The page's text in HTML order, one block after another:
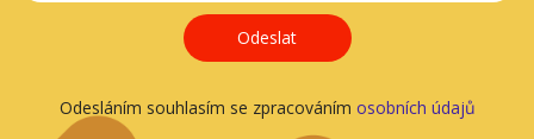
Odeslat
Odesláním souhlasím se zpracováním osobních údajů